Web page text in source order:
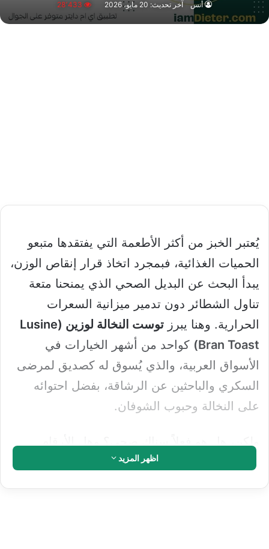
أنس آخر تحديث: 20 مايو، 2026 28٬433
يُعتبر الخبز من أكثر الأطعمة التي يفتقدها متبعو
الحميات الغذائية، فبمجرد اتخاذ قرار إنقاص الوزن،
يبدأ البحث عن البديل الصحي الذي يمنحنا متعة
تناول الشطائر دون تدمير ميزانية السعرات
الحرارية. وهنا يبرز
توست النخالة لوزين (Lusine
Bran Toast)
كواحد من أشهر الخيارات في
الأسواق العربية، والذي يُسوق له كصديق لمرضى
السكري والباحثين عن الرشاقة، بفضل احتوائه
على النخالة وحبوب الشوفان.
المكتوبة على العبوة تدعم هذه الادعاءات؟ في هذا
اظهر المزيد